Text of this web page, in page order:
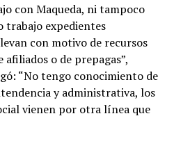
con Maqueda, ni tampoco
trabajo expedientes
con motivo de recursos
o de prepagas”,
“No tengo conocimiento de
y administrativa, los
vienen por otra línea que